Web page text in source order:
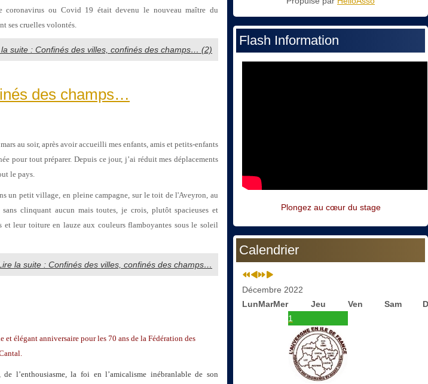
coronavirus ou Covid 19 était devenu le nouveau maître du
ses cruelles volontés.
suite : Confinés des villes, confinés des champs… (2)
des champs…
au soir, après avoir accueilli mes enfants, amis et petits-enfants
pour tout préparer. Depuis ce jour, j’ai réduit mes déplacements
le pays.
un petit village, en pleine campagne, sur le toit de l'Aveyron, au
clinquant aucun mais toutes, je crois, plutôt spacieuses et
et leur toiture en lauze aux couleurs flamboyantes sous le soleil
la suite : Confinés des villes, confinés des champs…
et élégant anniversaire pour les 70 ans de la Fédération des
de l’enthousiasme, la foi en l’amicalisme inébranlable de son
Flash Information
Plongez au cœur du stage
Calendrier
Décembre 2022
LunMarMer Jeu Ven Sam
1